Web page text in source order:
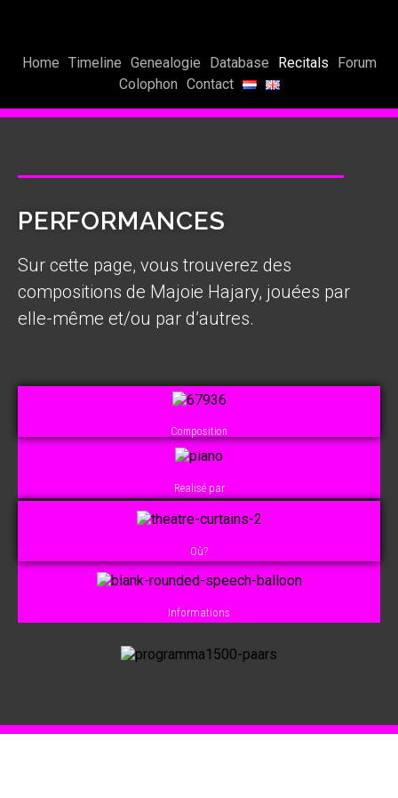
Home Timeline Genealogie Database Recitals
Forum
Colophon Contact
PERFORMANCES
Sur cette page, vous trouverez des
compositions de Majoie Hajary, jouées par
elle-même et/ou par d’autres.
Composition
Realisé par
Où?
Informations